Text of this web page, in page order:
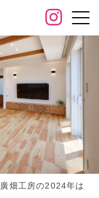
畑工房の2024年は